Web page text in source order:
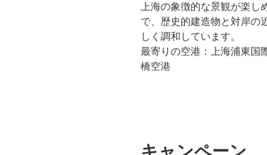
上海の象徴的な景観が楽し
で、歴史的建造物と対岸の
しく調和しています。
最寄りの空港：上海浦東国
橋空港